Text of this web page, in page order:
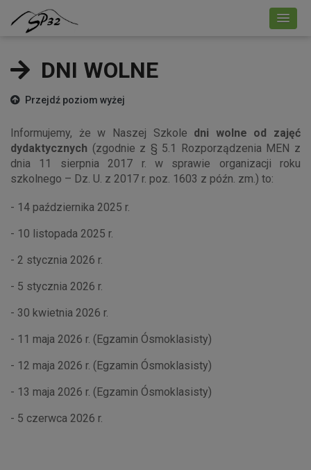
DNI WOLNE
Przejdź poziom wyżej
Informujemy, że w Naszej Szkole dni wolne od zajęć
dydaktycznych (zgodnie z § 5.1 Rozporządzenia MEN z
dnia 11 sierpnia 2017 r. w sprawie organizacji roku
szkolnego – Dz. U. z 2017 r. poz. 1603 z późn. zm.) to:
- 14 października 2025 r.
- 10 listopada 2025 r.
- 2 stycznia 2026 r.
- 5 stycznia 2026 r.
- 30 kwietnia 2026 r.
- 11 maja 2026 r. (Egzamin Ósmoklasisty)
- 12 maja 2026 r. (Egzamin Ósmoklasisty)
- 13 maja 2026 r. (Egzamin Ósmoklasisty)
- 5 czerwca 2026 r.